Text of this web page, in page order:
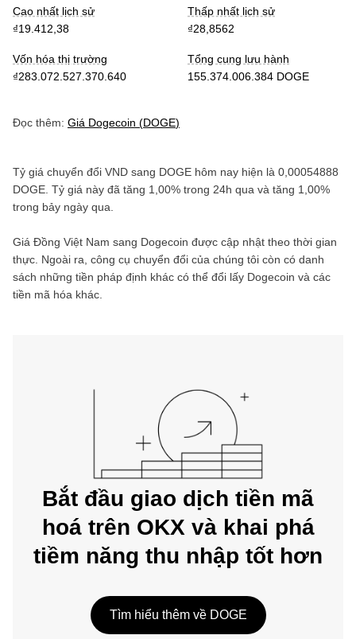
Cao nhất lịch sử
₫19.412,38
Thấp nhất lịch sử
₫28,8562
Vốn hóa thị trường
₫283.072.527.370.640
Tổng cung lưu hành
155.374.006.384 DOGE
Đọc thêm: Giá Dogecoin (DOGE)
Tỷ giá chuyển đổi VND sang DOGE hôm nay hiện là 0,00054888
DOGE . Tỷ giá này đã tăng 1,00% trong 24h qua và tăng 1,00%
trong bảy ngày qua.
Giá Đồng Việt Nam sang Dogecoin được cập nhật theo thời gian
thực. Ngoài ra, công cụ chuyển đổi của chúng tôi còn có danh
sách những tiền pháp định khác có thể đổi lấy Dogecoin và các
tiền mã hóa khác.
Bắt đầu giao dịch tiền mã
hoá trên OKX và khai phá
tiềm năng thu nhập tốt hơn
Tìm hiểu thêm về DOGE